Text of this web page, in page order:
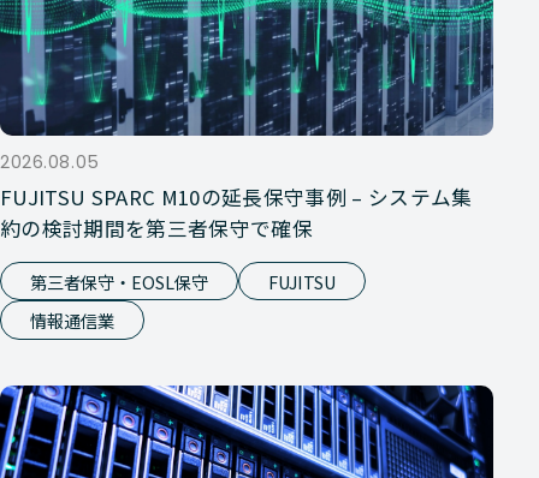
2026.08.05
FUJITSU SPARC M10の延長保守事例 – システム集
約の検討期間を第三者保守で確保
第三者保守・EOSL保守
FUJITSU
情報通信業